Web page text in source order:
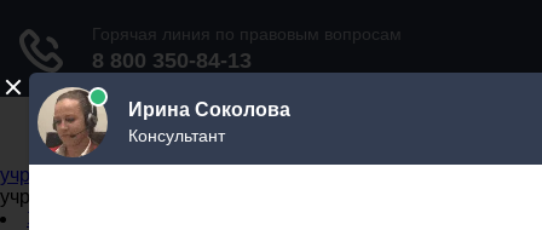
Не официальный справочник государственных
учреждений
учреждений
Задать вопрос юристу